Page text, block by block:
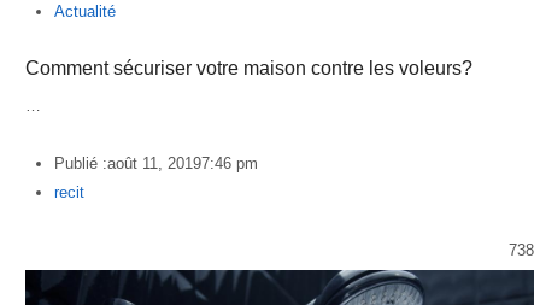
Actualité
Comment sécuriser votre maison contre les voleurs?
Publié :août 11, 20197:46 pm
Author
recit
738